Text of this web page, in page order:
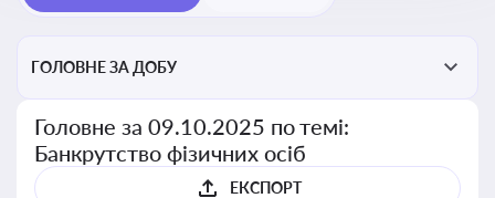
ГОЛОВНЕ ЗА ДОБУ
Головне за 09.10.2025 по темі:
Банкрутство фізичних осіб
ЕКСПОРТ